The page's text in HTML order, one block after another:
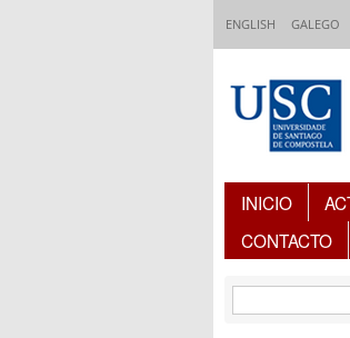
ENGLISH GALEGO
Índice
INICIO
CONTACTO